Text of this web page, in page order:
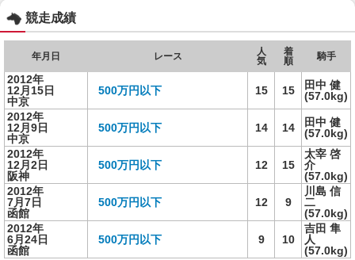
競走成績
年月日 レース
人
気
着
順
騎手
2012年
12月15日
中京
500万円以下 15 15
田中 健
(57.0kg)
2012年
12月9日
中京
500万円以下 14 14
田中 健
(57.0kg)
2012年
12月2日
阪神
500万円以下 12 15
太宰 啓
介
(57.0kg)
2012年
7月7日
函館
500万円以下 12 9
川島 信
二
(57.0kg)
2012年
6月24日
函館
500万円以下 9 10
吉田 隼
人
(57.0kg)